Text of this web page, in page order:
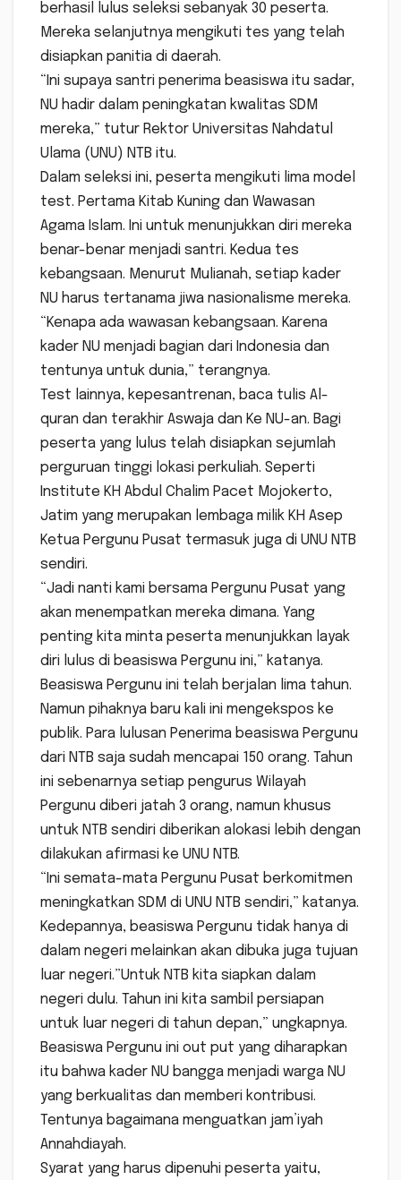
berhasil lulus seleksi sebanyak 30 peserta.
Mereka selanjutnya mengikuti tes yang telah
disiapkan panitia di daerah.
“Ini supaya santri penerima beasiswa itu sadar,
NU hadir dalam peningkatan kwalitas SDM
mereka,” tutur Rektor Universitas Nahdatul
Ulama (UNU) NTB itu.
Dalam seleksi ini, peserta mengikuti lima model
test. Pertama Kitab Kuning dan Wawasan
Agama Islam. Ini untuk menunjukkan diri mereka
benar-benar menjadi santri. Kedua tes
kebangsaan. Menurut Mulianah, setiap kader
NU harus tertanama jiwa nasionalisme mereka.
“Kenapa ada wawasan kebangsaan. Karena
kader NU menjadi bagian dari Indonesia dan
tentunya untuk dunia,” terangnya.
Test lainnya, kepesantrenan, baca tulis Al-
quran dan terakhir Aswaja dan Ke NU-an. Bagi
peserta yang lulus telah disiapkan sejumlah
perguruan tinggi lokasi perkuliah. Seperti
Institute KH Abdul Chalim Pacet Mojokerto,
Jatim yang merupakan lembaga milik KH Asep
Ketua Pergunu Pusat termasuk juga di UNU NTB
sendiri.
“Jadi nanti kami bersama Pergunu Pusat yang
akan menempatkan mereka dimana. Yang
penting kita minta peserta menunjukkan layak
diri lulus di beasiswa Pergunu ini,” katanya.
Beasiswa Pergunu ini telah berjalan lima tahun.
Namun pihaknya baru kali ini mengekspos ke
publik. Para lulusan Penerima beasiswa Pergunu
dari NTB saja sudah mencapai 150 orang. Tahun
ini sebenarnya setiap pengurus Wilayah
Pergunu diberi jatah 3 orang, namun khusus
untuk NTB sendiri diberikan alokasi lebih dengan
dilakukan afirmasi ke UNU NTB.
“Ini semata-mata Pergunu Pusat berkomitmen
meningkatkan SDM di UNU NTB sendiri,” katanya.
Kedepannya, beasiswa Pergunu tidak hanya di
dalam negeri melainkan akan dibuka juga tujuan
luar negeri.”Untuk NTB kita siapkan dalam
negeri dulu. Tahun ini kita sambil persiapan
untuk luar negeri di tahun depan,” ungkapnya.
Beasiswa Pergunu ini out put yang diharapkan
itu bahwa kader NU bangga menjadi warga NU
yang berkualitas dan memberi kontribusi.
Tentunya bagaimana menguatkan jam’iyah
Annahdiayah.
Syarat yang harus dipenuhi peserta yaitu,